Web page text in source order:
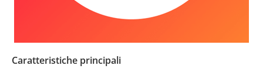
Caratteristiche principali